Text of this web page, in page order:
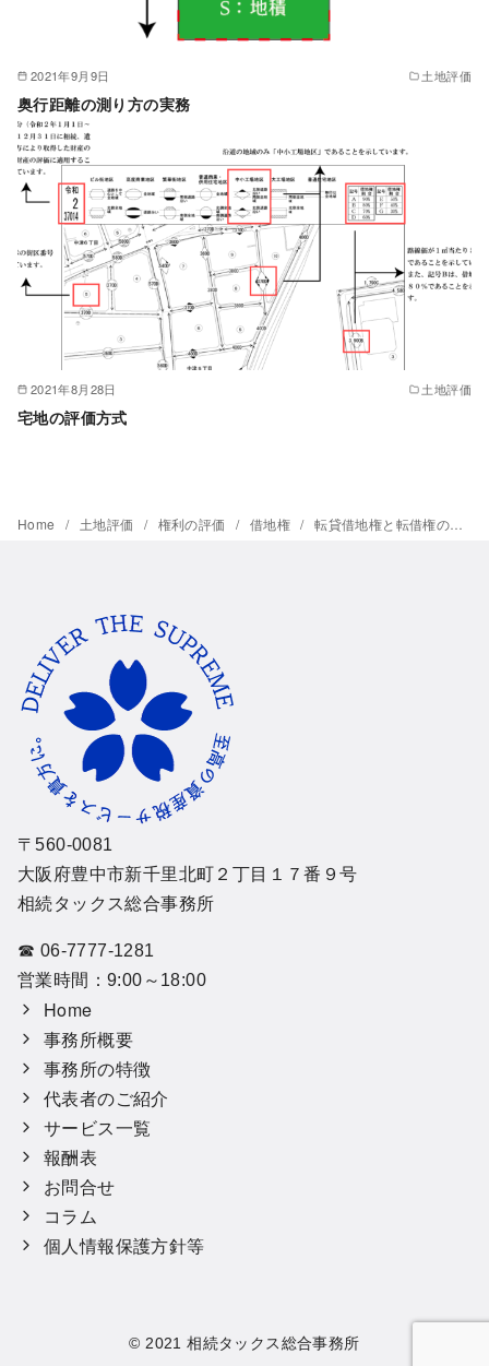
2021年9月9日
土地評価
奥行距離の測り方の実務
2021年8月28日
土地評価
宅地の評価方式
Home 土地評価 権利の評価 借地権 転貸借地権と転借権の評価
〒560-0081
大阪府豊中市新千里北町２丁目１７番９号
相続タックス総合事務所
☎ 06-7777-1281
営業時間：9:00～18:00
Home
事務所概要
事務所の特徴
代表者のご紹介
サービス一覧
報酬表
お問合せ
コラム
個人情報保護方針等
© 2021相続タックス総合事務所